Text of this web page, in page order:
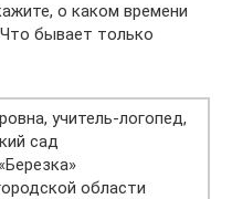
о каком времени
бывает только
учитель-логопед,
сад
области